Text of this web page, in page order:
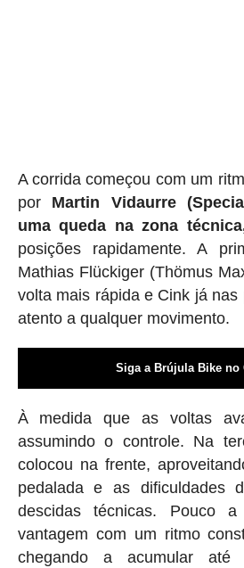
A corrida começou com um
por Martin Vidaurre
uma queda na zona
posições rapidamente. A
Mathias Flückiger (Thömus
volta mais rápida e Cink já nas
atento a qualquer movimento.
Siga a Brújula Bike no
À medida que as voltas
assumindo o controle. Na
colocou na frente,
pedalada e as dificuldades
descidas técnicas. Pouco
vantagem com um ritmo
chegando a acumular até